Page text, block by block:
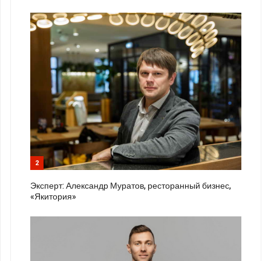
2
Эксперт: Александр Муратов, ресторанный бизнес,
«Якитория»